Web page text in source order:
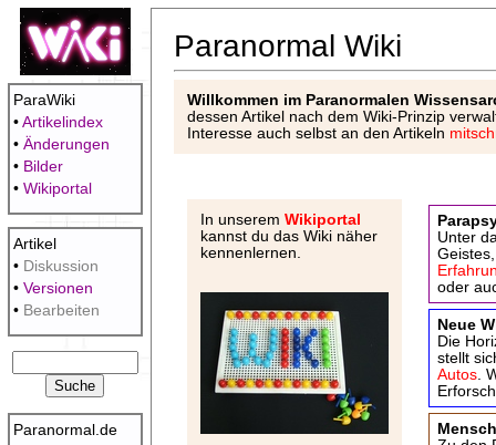
ParaWiki
•Artikelindex
•Änderungen
• Bilder
•Wikiportal
Artikel
• Diskussion
•Versionen
• Bearbeiten
Paranormal.de
Paranormal Wiki
Willkommen im Paranormalen
dessen Artikel nach dem Wiki-Prinzip
Interesse auch selbst an den Artikeln
In unserem Wikiportal
kannst du das Wiki näher
kennenlernen.
Unter
oder
Neue
Die
stellt
Autos.